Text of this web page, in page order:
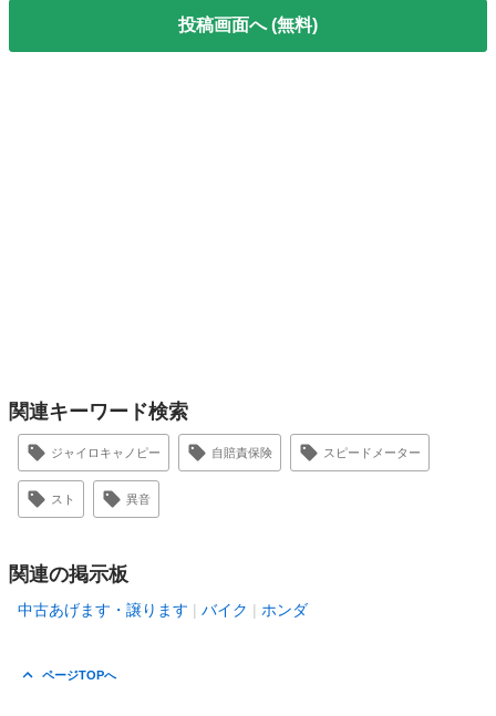
投稿画面へ (無料)
関連キーワード検索
ジャイロキャノピー 自賠責保険 スピードメーター
スト 異音
関連の掲示板
中古あげます・譲ります バイク ホンダ
ページTOPへ